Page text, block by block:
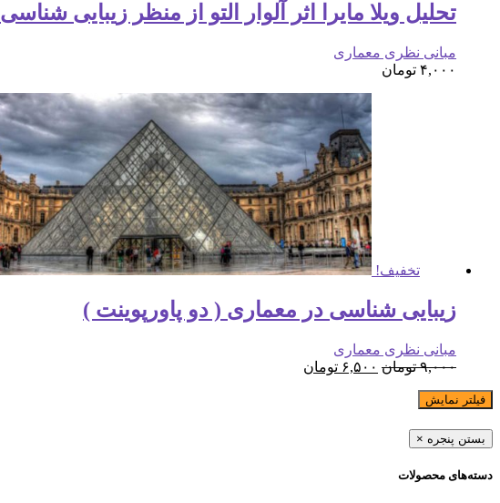
تحلیل ویلا مایرا اثر آلوار التو از منظر زیبایی شناسی
مبانی نظری معماری
۴,۰۰۰ تومان
تخفیف!
زیبایی شناسی در معماری ( دو پاورپوینت )
مبانی نظری معماری
۹,۰۰۰ تومان ۶,۵۰۰ تومان
فیلتر نمایش
بستن پنجره ×
دسته‌های محصولات